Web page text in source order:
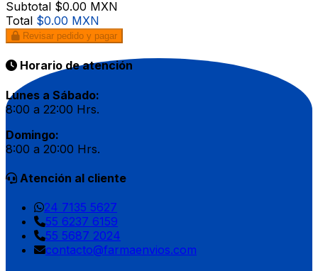
Subtotal $0.00 MXN
Total $0.00 MXN
Revisar pedido y pagar
Horario de atención
Lunes a Sábado:
8:00 a 22:00 Hrs.
Domingo:
8:00 a 20:00 Hrs.
Atención al cliente
24 7135 5627
55 6237 6159
55 5687 2024
contacto@farmaenvios.com